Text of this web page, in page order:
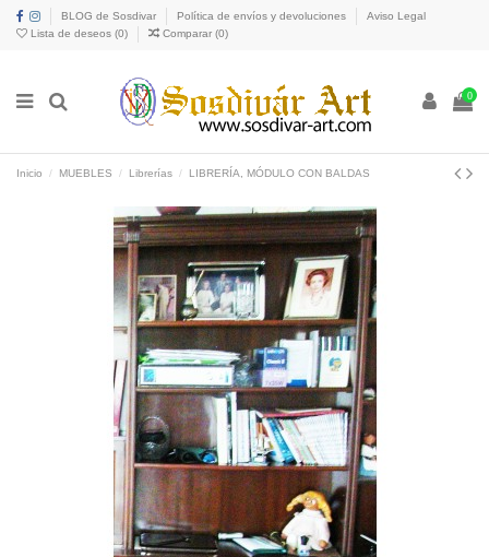
BLOG de Sosdivar Política de envíos y devoluciones
Aviso Legal
Lista de deseos (0) Comparar (0)
0
Inicio MUEBLES Librerías LIBRERÍA, MÓDULO CON BALDAS